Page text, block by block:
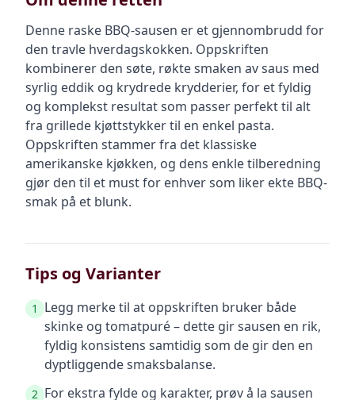
Denne raske BBQ-sausen er et gjennombrudd for
den travle hverdagskokken. Oppskriften
kombinerer den søte, røkte smaken av saus med
syrlig eddik og krydrede krydderier, for et fyldig
og komplekst resultat som passer perfekt til alt
fra grillede kjøttstykker til en enkel pasta.
Oppskriften stammer fra det klassiske
amerikanske kjøkken, og dens enkle tilberedning
gjør den til et must for enhver som liker ekte BBQ-
smak på et blunk.
Tips og Varianter
1
Legg merke til at oppskriften bruker både
skinke og tomatpuré – dette gir sausen en rik,
fyldig konsistens samtidig som de gir den en
dyptliggende smaksbalanse.
2 For ekstra fylde og karakter, prøv å la sausen